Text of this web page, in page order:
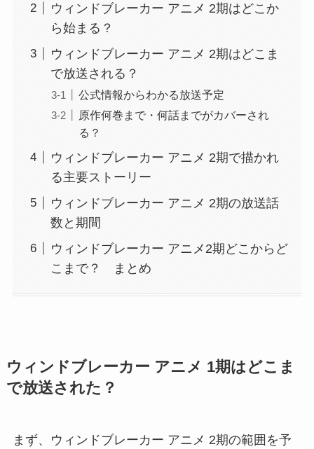
ウィンドブレーカー アニメ 2期はどこか
ら始まる？
ウィンドブレーカー アニメ 2期はどこま
で放送される？
公式情報からわかる放送予定
原作何巻まで・何話までがカバーされ
る？
ウィンドブレーカー アニメ 2期で描かれ
る主要ストーリー
ウィンドブレーカー アニメ 2期の放送話
数と期間
ウィンドブレーカー アニメ2期どこからど
こまで？ まとめ
ウィンドブレーカー アニメ 1期はどこま
で放送された？
まず、ウィンドブレーカー アニメ 2期の範囲を予